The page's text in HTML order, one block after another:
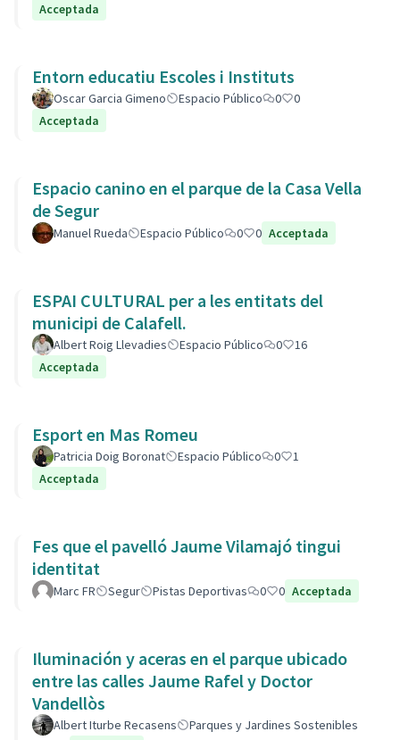
Acceptada
Entorn educatiu Escoles i Instituts
Oscar Garcia Gimeno Espacio Público 0
0
Acceptada
Espacio canino en el parque de la Casa Vella
de Segur
Manuel Rueda Espacio Público 0 0 Acceptada
ESPAI CULTURAL per a les entitats del
municipi de Calafell.
Albert Roig Llevadies Espacio Público 0
16
Acceptada
Esport en Mas Romeu
Patricia Doig Boronat Espacio Público 0
1
Acceptada
Fes que el pavelló Jaume Vilamajó tingui
identitat
Marc FR Segur Pistas Deportivas 0 0 Acceptada
Iluminación y aceras en el parque ubicado
entre las calles Jaume Rafel y Doctor
Vandellòs
Albert Iturbe Recasens
Parques y Jardines Sostenibles